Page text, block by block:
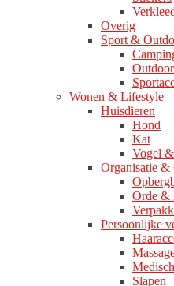
Overig
Sport &
Outdoor
Wonen & Lifestyle
Huisdieren
Hond
Kat
Vogel
Organisatie &
Orde &
Persoonlijke
Slapen